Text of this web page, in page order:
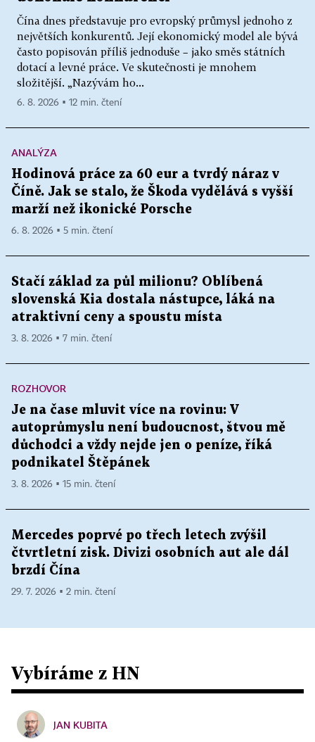
Čína dnes představuje pro evropský průmysl jednoho z
největších konkurentů. Její ekonomický model ale bývá
často popisován příliš jednoduše – jako směs státních
dotací a levné práce. Ve skutečnosti je mnohem
složitější. „Nazývám ho...
6. 8. 2026 ▪ 12 min. čtení
ANALÝZA
Hodinová práce za 60 eur a tvrdý náraz v
Číně. Jak se stalo, že Škoda vydělává s vyšší
marží než ikonické Porsche
6. 8. 2026 ▪ 5 min. čtení
Stačí základ za půl milionu? Oblíbená
slovenská Kia dostala nástupce, láká na
atraktivní ceny a spoustu místa
3. 8. 2026 ▪ 7 min. čtení
ROZHOVOR
Je na čase mluvit více na rovinu: V
autoprůmyslu není budoucnost, štvou mě
důchodci a vždy nejde jen o peníze, říká
podnikatel Štěpánek
3. 8. 2026 ▪ 15 min. čtení
Mercedes poprvé po třech letech zvýšil
čtvrtletní zisk. Divizi osobních aut ale dál
brzdí Čína
29. 7. 2026 ▪ 2 min. čtení
Vybíráme z HN
JAN KUBITA